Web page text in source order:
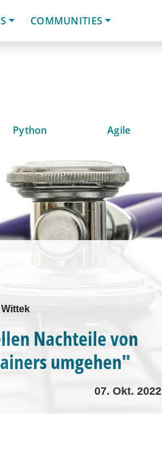
COMMUNITIES
Python Agile
Nachteile von
umgehen"
07. Okt. 2022